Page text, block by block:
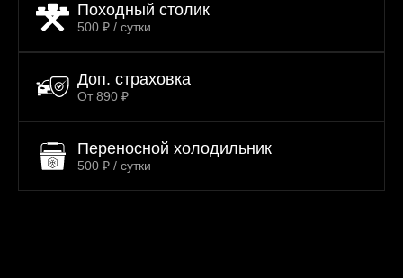
Походный столик
500 ₽ / сутки
Доп. страховка
От 890 ₽
Переносной холодильник
500 ₽ / сутки